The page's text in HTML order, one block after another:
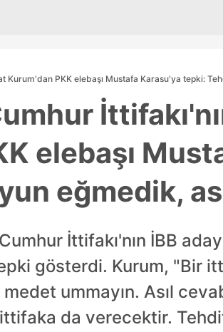
Kurum'dan PKK elebaşı Mustafa Karasu'ya tepki:
elebaşı
eğmedik,
İttifakı'nın İBB
gösterdi. Kurum, "Bir
medet ummayın. Asıl
da verecektir.